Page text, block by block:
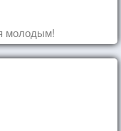
молодым!